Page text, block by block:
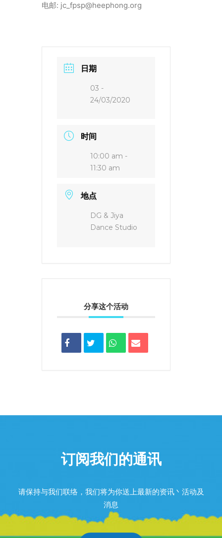
电邮: jc_fpsp@heephong.org
日期
03 -
24/03/2020
时间
10:00 am -
11:30 am
地点
DG & Jiya
Dance Studio
分享这个活动
订阅我们的通讯
请保持与我们联络，我们将为你送上最新的资讯丶活动及
消息